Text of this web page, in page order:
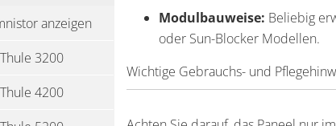
Modulbauweise: Beliebig
oder Sun-Blocker Modellen.
Wichtige Gebrauchs- und
anzeigen
3200
4200